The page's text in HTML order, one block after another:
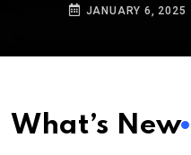
JANUARY 6, 2025
What’s New